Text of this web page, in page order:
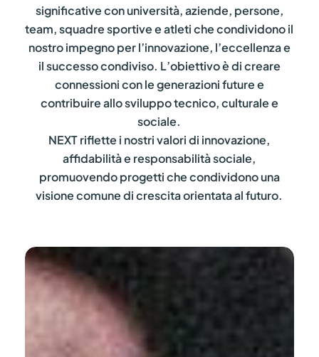
significative con università, aziende, persone,
team, squadre sportive e atleti che condividono il
nostro impegno per l’innovazione, l’eccellenza e
il successo condiviso. L’obiettivo è di creare
connessioni con le generazioni future e
contribuire allo sviluppo tecnico, culturale e
sociale.
NEXT riflette i nostri valori di innovazione,
affidabilità e responsabilità sociale,
promuovendo progetti che condividono una
visione comune di crescita orientata al futuro.
Nicholas
Perra
Mascherpa